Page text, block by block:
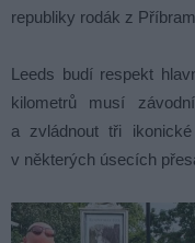
republiky rodák z
Leeds budí respekt
kilometrů musí
a zvládnout tři
v některých úsecích